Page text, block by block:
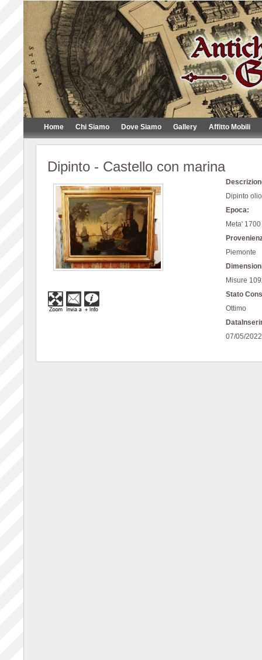
Home Chi Siamo Dove Siamo Gallery Affitto Mobili
Dipinto - Castello con marina
Dipinto
Epoca:
Meta' 1700
Piemonte
Misure
Stato
Ottimo
07/05/2022